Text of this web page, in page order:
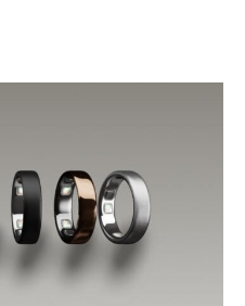
Technologií